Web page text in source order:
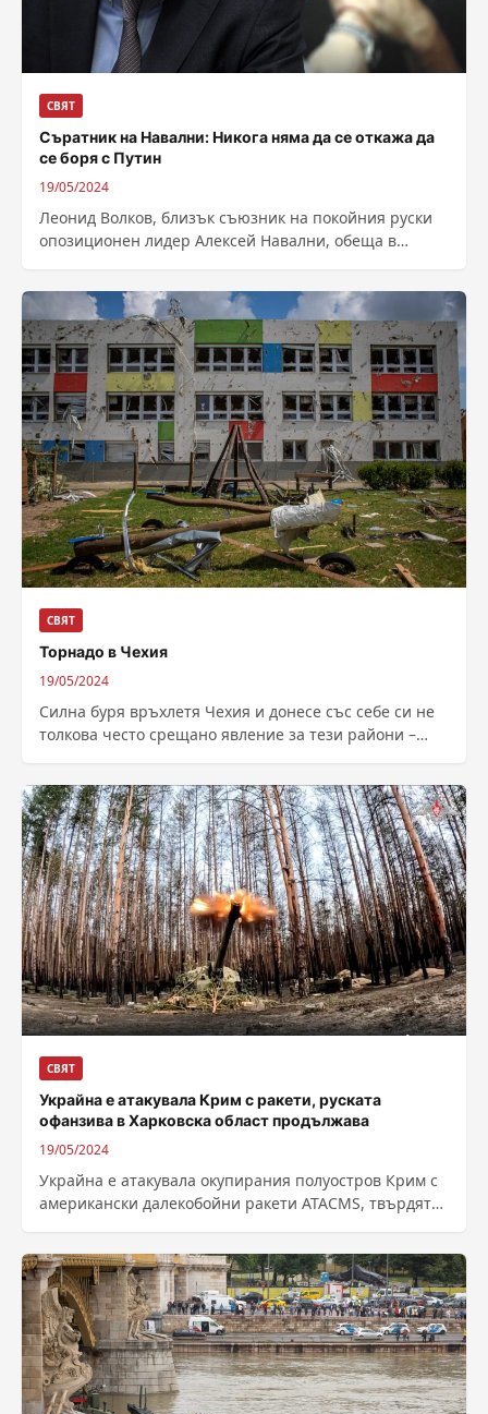
СВЯТ
Съратник на Навални: Никога няма да се откажа да
се боря с Путин
19/05/2024
Леонид Волков, близък съюзник на покойния руски
опозиционен лидер Алексей Навални, обеща в
СВЯТ
Торнадо в Чехия
19/05/2024
Силна буря връхлетя Чехия и донесе със себе си не
толкова често срещано явление за тези райони –
СВЯТ
Украйна е атакувала Крим с ракети, руската
офанзива в Харковска област продължава
19/05/2024
Украйна е атакувала окупирания полуостров Крим с
американски далекобойни ракети ATACMS, твърдят
снаряда...